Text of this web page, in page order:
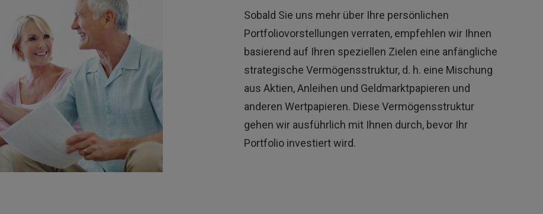
Sobald Sie uns mehr über Ihre persönlichen
Portfoliovorstellungen verraten, empfehlen wir Ihnen
basierend auf Ihren speziellen Zielen eine anfängliche
strategische Vermögensstruktur, d. h. eine Mischung
aus Aktien, Anleihen und Geldmarktpapieren und
anderen Wertpapieren. Diese Vermögensstruktur
gehen wir ausführlich mit Ihnen durch, bevor Ihr
Portfolio investiert wird.